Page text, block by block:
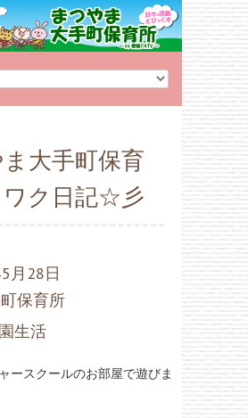
大手町保育
ワク日記☆彡
月28日
保育所
園生活
ースクールのお部屋で遊びま